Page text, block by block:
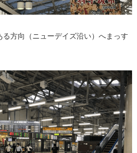
方向（ニューデイズ沿い）へまっす